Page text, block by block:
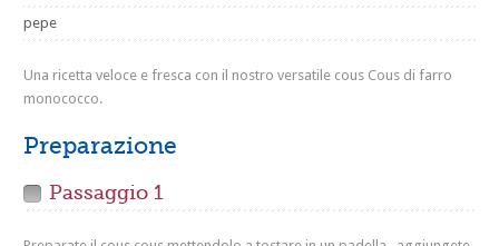
pepe
Una ricetta veloce e fresca con il nostro versatile cous Cous di farro
monococco.
Preparazione
Passaggio 1